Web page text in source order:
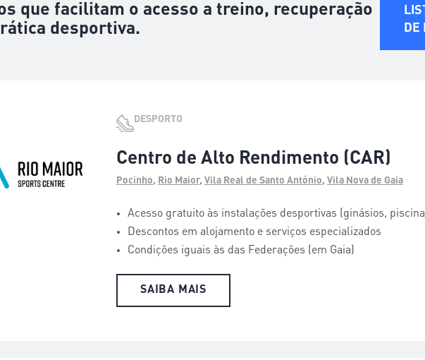
que facilitam o acesso a treino, recuperação
desportiva.
DE
DESPORTO
Centro de Alto Rendimento (CAR)
Pocinho, Rio Maior, Vila Real de Santo António, Vila Nova de Gaia
Acesso gratuito às instalações desportivas (ginásios,
Descontos em alojamento e serviços especializados
Condições iguais às das Federações (em Gaia)
SAIBA MAIS